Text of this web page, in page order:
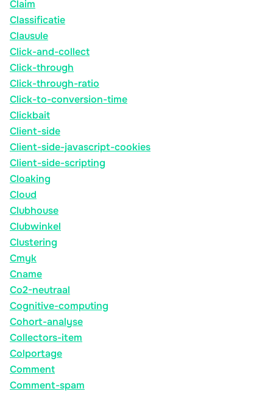
Claim
Classificatie
Clausule
Click-and-collect
Click-through
Click-through-ratio
Click-to-conversion-time
Clickbait
Client-side
Client-side-javascript-cookies
Client-side-scripting
Cloaking
Cloud
Clubhouse
Clubwinkel
Clustering
Cmyk
Cname
Co2-neutraal
Cognitive-computing
Cohort-analyse
Collectors-item
Colportage
Comment
Comment-spam